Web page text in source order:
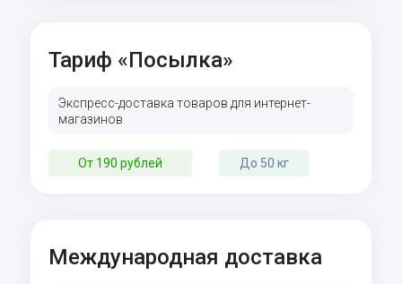
Тариф «Посылка»
Экспресс-доставка товаров для интернет-
магазинов
От 190 рублей До 50 кг
Международная доставка